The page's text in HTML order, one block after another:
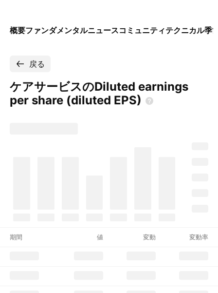
概要ファンダメンタルニュースコミュニティテクニカル季
戻る
ケアサービスのDiluted earnings
per share (diluted EPS)
期間 値 変動 変動率